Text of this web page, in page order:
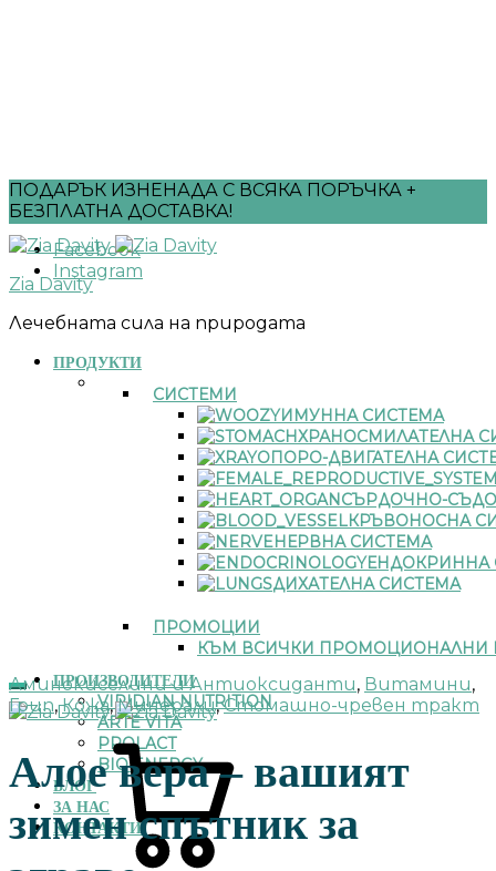
ПОДАРЪК ИЗНЕНАДА С ВСЯКА ПОРЪЧКА +
БЕЗПЛАТНА ДОСТАВКА!
Facebook
Instagram
Zia Davity
Лечебната сила на природата
ПРОДУКТИ
СИСТЕМИ
ИМУННА СИСТЕМА
ХРАНОСМИЛАТЕЛНА
ОПОРО-ДВИГАТЕЛНА
СЪРДОЧНО-
КРЪВОНОСНА
НЕРВНА СИСТЕМА
ЕНДОКРИННА
ДИХАТЕЛНА СИСТЕМА
ПРОМОЦИИ
КЪМ ВСИЧКИ ПРОМОЦИОНАЛНИ
ПРОИЗВОДИТЕЛИ
VIRIDIAN NUTRITION
ARTE VITA
PROLACT
BIO ENERGY
БЛОГ
ЗА НАС
КОНТАКТИ
Аминокиселини и Антиоксиданти, Витамини,
Грип,Кожа,Минерали,Стомашно-чревен тракт
Алое вера – вашият
зимен спътник за